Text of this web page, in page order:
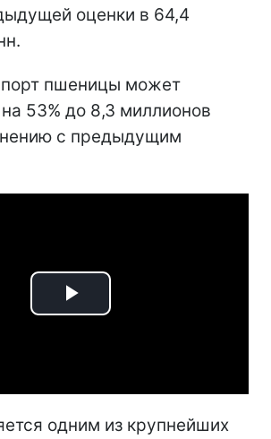
оценки в 64,4
пшеницы может
53% до 8,3 миллионов
с предыдущим
Play
одним из крупнейших